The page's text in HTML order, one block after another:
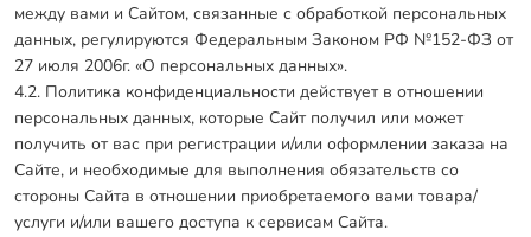
между вами и Сайтом, связанные с обработкой персональных
данных, регулируются Федеральным Законом РФ №152-ФЗ от
27 июля 2006г. «О персональных данных».
4.2. Политика конфиденциальности действует в отношении
персональных данных, которые Сайт получил или может
получить от вас при регистрации и/или оформлении заказа на
Сайте, и необходимые для выполнения обязательств со
стороны Сайта в отношении приобретаемого вами товара/
услуги и/или вашего доступа к сервисам Сайта.